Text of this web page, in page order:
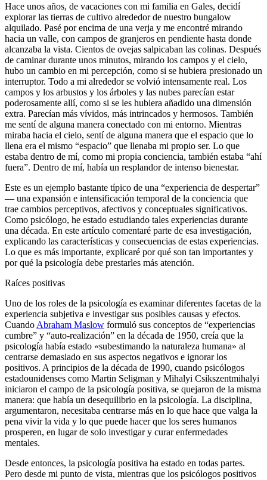
Hace unos años, de vacaciones con mi familia en Gales, decidí
explorar las tierras de cultivo alrededor de nuestro bungalow
alquilado. Pasé por encima de una verja y me encontré mirando
hacia un valle, con campos de granjeros en pendiente hasta donde
alcanzaba la vista. Cientos de ovejas salpicaban las colinas. Después
de caminar durante unos minutos, mirando los campos y el cielo,
hubo un cambio en mi percepción, como si se hubiera presionado un
interruptor. Todo a mi alrededor se volvió intensamente real. Los
campos y los arbustos y los árboles y las nubes parecían estar
poderosamente allí, como si se les hubiera añadido una dimensión
extra. Parecían más vívidos, más intrincados y hermosos. También
me sentí de alguna manera conectado con mi entorno. Mientras
miraba hacia el cielo, sentí de alguna manera que el espacio que lo
llena era el mismo “espacio” que llenaba mi propio ser. Lo que
estaba dentro de mí, como mi propia conciencia, también estaba “ahí
fuera”. Dentro de mí, había un resplandor de intenso bienestar.
Este es un ejemplo bastante típico de una “experiencia de despertar”
― una expansión e intensificación temporal de la conciencia que
trae cambios perceptivos, afectivos y conceptuales significativos.
Como psicólogo, he estado estudiando tales experiencias durante
una década. En este artículo comentaré parte de esa investigación,
explicando las características y consecuencias de estas experiencias.
Lo que es más importante, explicaré por qué son tan importantes y
por qué la psicología debe prestarles más atención.
Raíces positivas
Uno de los roles de la psicología es examinar diferentes facetas de la
experiencia subjetiva e investigar sus posibles causas y efectos.
Cuando Abraham Maslow formuló sus conceptos de “experiencias
cumbre” y “auto-realización” en la década de 1950, creía que la
psicología había estado «subestimando la naturaleza humana» al
centrarse demasiado en sus aspectos negativos e ignorar los
positivos. A principios de la década de 1990, cuando psicólogos
estadounidenses como Martin Seligman y Mihalyi Csikszentmihalyi
iniciaron el campo de la psicología positiva, se quejaron de la misma
manera: que había un desequilibrio en la psicología. La disciplina,
argumentaron, necesitaba centrarse más en lo que hace que valga la
pena vivir la vida y lo que puede hacer que los seres humanos
prosperen, en lugar de solo investigar y curar enfermedades
mentales.
Desde entonces, la psicología positiva ha estado en todas partes.
Pero desde mi punto de vista, mientras que los psicólogos positivos